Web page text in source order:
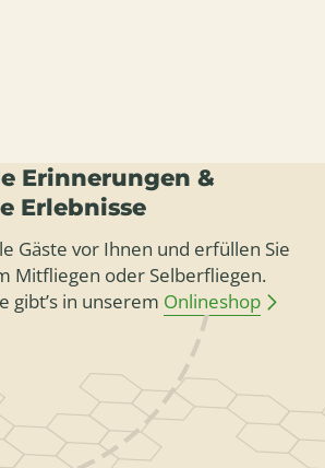
Erinnerungen &
Erlebnisse
Gäste vor Ihnen und erfüllen Sie
Mitfliegen oder Selberfliegen.
gibt’s in unserem Onlineshop